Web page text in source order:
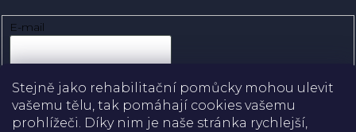
Stejně jako rehabilitační pomůcky mohou ulevit
vašemu tělu, tak pomáhají cookies vašemu
prohlížeči. Díky nim je naše stránka rychlejší,
E-mail
Přihlásit se